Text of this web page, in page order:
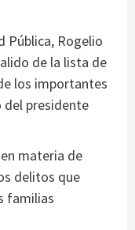
Pública, Rogelio
de la lista de
los importantes
del presidente
materia de
delitos que
familias